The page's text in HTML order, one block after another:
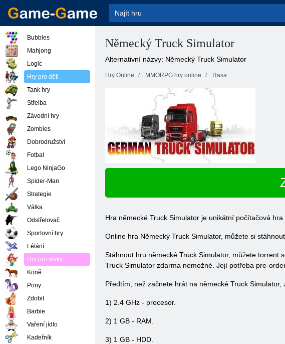
Německý Truck Simulator
Alternativní názvy: Německý Truck Simulator
Hry Online MMORPG hry online Rasa
Hra německé Truck Simulator je unikátní počítačová
Online hra Německý Truck Simulator, můžete si
Stáhnout hru německé Truck Simulator, můžete torrent
Truck Simulator zdarma nemožné. Její potřeba pre-
Předtím, než začnete hrát na německé Truck
1) 2.4 GHz - procesor.
2) 1 GB - RAM.
3) 1 GB - HDD.
Bubbles
Mahjong
Logic
Hry pro děti
Tank hry
Střelba
Závodní hry
Zombies
Dobrodružství
Fotbal
Lego NinjaGo
Spider-Man
Strategie
Válka
Odstřelovač
Sportovní hry
Létání
Hry pro dívky
Koně
Pony
Zdobit
Barbie
Vaření jídlo
Kadeřník